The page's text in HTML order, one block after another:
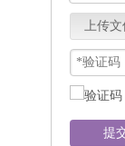
上传文
提